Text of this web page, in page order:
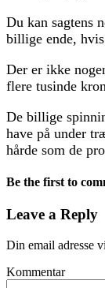
Du kan sagtens
billige ende,
Der er ikke
flere tusinde
De billige
have på under
hårde som de
Be the first to
Leave a Reply
Din email adresse
Kommentar